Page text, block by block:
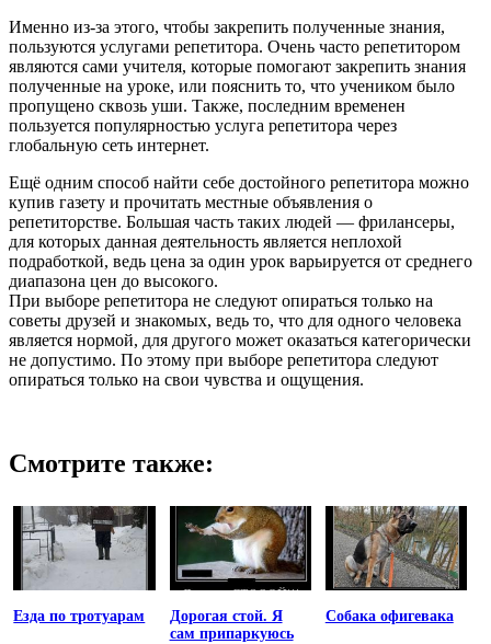
Именно из-за этого, чтобы закрепить полученные знания,
пользуются услугами репетитора. Очень часто репетитором
являются сами учителя, которые помогают закрепить знания
полученные на уроке, или пояснить то, что учеником было
пропущено сквозь уши. Также, последним временен
пользуется популярностью услуга репетитора через
глобальную сеть интернет.
Ещё одним способ найти себе достойного репетитора можно
купив газету и прочитать местные объявления о
репетиторстве. Большая часть таких людей — фрилансеры,
для которых данная деятельность является неплохой
подработкой, ведь цена за один урок варьируется от среднего
диапазона цен до высокого.
При выборе репетитора не следуют опираться только на
советы друзей и знакомых, ведь то, что для одного человека
является нормой, для другого может оказаться категорически
не допустимо. По этому при выборе репетитора следуют
опираться только на свои чувства и ощущения.
Смотрите также:
Езда по тротуарам
Дорогая стой. Я
сам припаркуюсь
Собака офигевака